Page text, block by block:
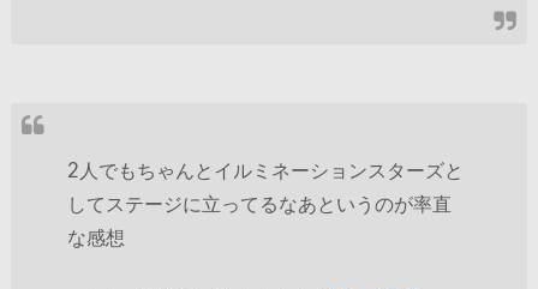
2人でもちゃんとイルミネーションスターズと
してステージに立ってるなあというのが率直
な感想